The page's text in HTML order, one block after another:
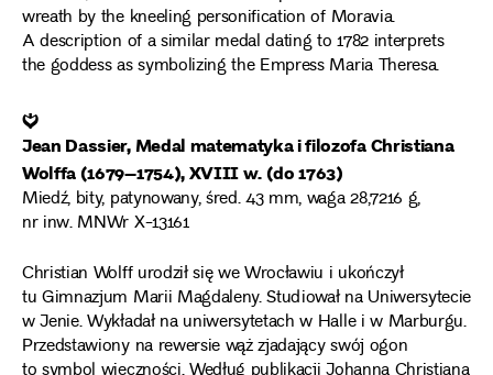
wreath by the kneeling personification of Moravia.
A description of a similar medal dating to 1782 interprets
the goddess as symbolizing the Empress Maria Theresa.
❦
Jean Dassier, Medal matematyka i filozofa Christiana
Wolffa (1679–1754), XVIII w. (do 1763)
Miedź, bity, patynowany, śred. 43 mm, waga 28,7216 g,
nr inw. MNWr X-13161
Christian Wolff urodził się we Wrocławiu i ukończył
tu Gimnazjum Marii Magdaleny. Studiował na Uniwersytecie
w Jenie. Wykładał na uniwersytetach w Halle i w Marburgu.
Przedstawiony na rewersie wąż zjadający swój ogon